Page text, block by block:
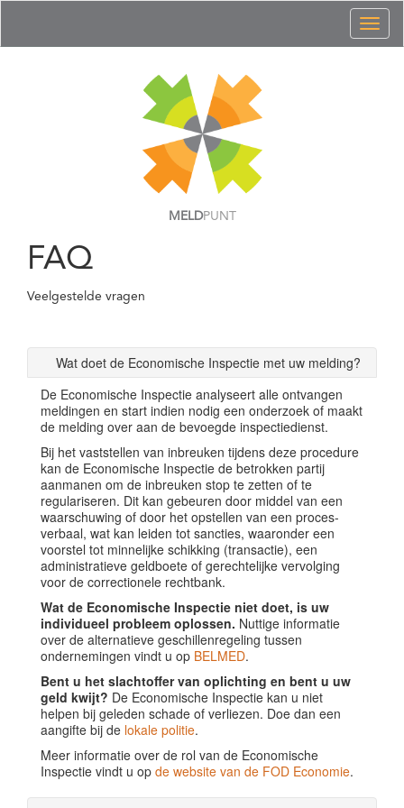
MELDPUNT
FAQ
Veelgestelde vragen
Wat doet de Economische Inspectie met uw melding?
De Economische Inspectie analyseert alle ontvangen
meldingen en start indien nodig een onderzoek of maakt
de melding over aan de bevoegde inspectiedienst.
Bij het vaststellen van inbreuken tijdens deze procedure
kan de Economische Inspectie de betrokken partij
aanmanen om de inbreuken stop te zetten of te
regulariseren. Dit kan gebeuren door middel van een
waarschuwing of door het opstellen van een proces-
verbaal, wat kan leiden tot sancties, waaronder een
voorstel tot minnelijke schikking (transactie), een
administratieve geldboete of gerechtelijke vervolging
voor de correctionele rechtbank.
Wat de Economische Inspectie niet doet, is uw
individueel probleem oplossen. Nuttige informatie
over de alternatieve geschillenregeling tussen
ondernemingen vindt u op BELMED.
Bent u het slachtoffer van oplichting en bent u uw
geld kwijt? De Economische Inspectie kan u niet
helpen bij geleden schade of verliezen. Doe dan een
aangifte bij de lokale politie.
Meer informatie over de rol van de Economische
Inspectie vindt u op de website van de FOD Economie.